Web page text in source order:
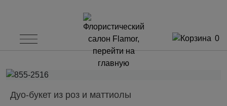
0
Дуо-букет из роз и маттиолы